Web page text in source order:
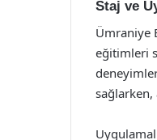
Staj ve
Ümraniye
eğitimleri
sağlarken,